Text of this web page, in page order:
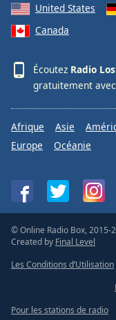
United States
Canada
Écoutez Radio
gratuitement
Afrique Asie
Europe
Océanie
© Online Radio Box, 2015-
Created by Final Level
Les Conditions d’Utilisation
Pour les stations de radio